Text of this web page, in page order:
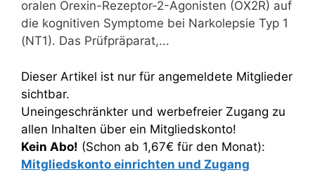
oralen Orexin-Rezeptor-2-Agonisten (OX2R) auf
die kognitiven Symptome bei Narkolepsie Typ 1
(NT1). Das Prüfpräparat,...
Dieser Artikel ist nur für angemeldete Mitglieder
sichtbar.
Uneingeschränkter und werbefreier Zugang zu
allen Inhalten über ein Mitgliedskonto!
Kein Abo! (Schon ab 1,67€ für den Monat):
Mitgliedskonto einrichten und Zugang